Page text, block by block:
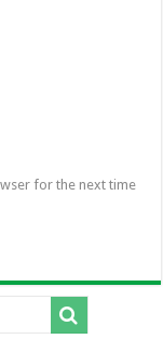
for the next time